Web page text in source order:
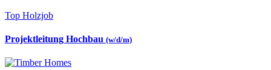
Top Holzjob
Projektleitung Hochbau (w/d/m)